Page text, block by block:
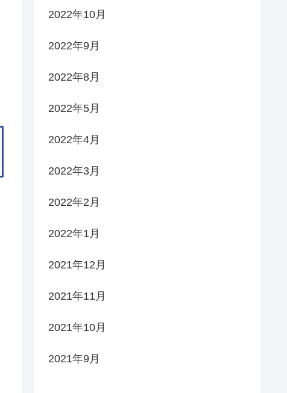
2022年10月
2022年9月
2022年8月
2022年5月
2022年4月
2022年3月
2022年2月
2022年1月
2021年12月
2021年11月
2021年10月
2021年9月